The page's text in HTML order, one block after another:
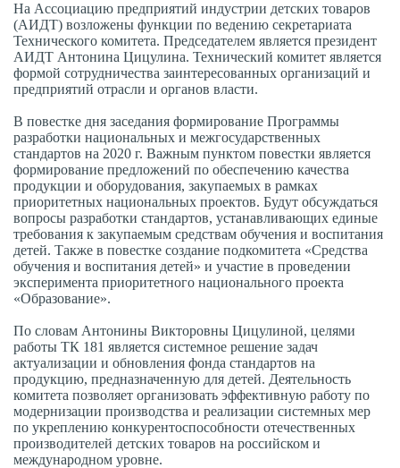
На Ассоциацию предприятий индустрии детских товаров
(АИДТ) возложены функции по ведению секретариата
Технического комитета. Председателем является президент
АИДТ Антонина Цицулина. Технический комитет является
формой сотрудничества заинтересованных организаций и
предприятий отрасли и органов власти.
В повестке дня заседания формирование Программы
разработки национальных и межгосударственных
стандартов на 2020 г. Важным пунктом повестки является
формирование предложений по обеспечению качества
продукции и оборудования, закупаемых в рамках
приоритетных национальных проектов. Будут обсуждаться
вопросы разработки стандартов, устанавливающих единые
требования к закупаемым средствам обучения и воспитания
детей. Также в повестке создание подкомитета «Средства
обучения и воспитания детей» и участие в проведении
эксперимента приоритетного национального проекта
«Образование».
По словам Антонины Викторовны Цицулиной, целями
работы ТК 181 является системное решение задач
актуализации и обновления фонда стандартов на
продукцию, предназначенную для детей. Деятельность
комитета позволяет организовать эффективную работу по
модернизации производства и реализации системных мер
по укреплению конкурентоспособности отечественных
производителей детских товаров на российском и
международном уровне.